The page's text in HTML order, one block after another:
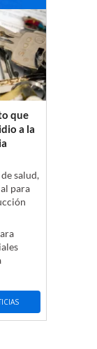
que
a la
salud,
para